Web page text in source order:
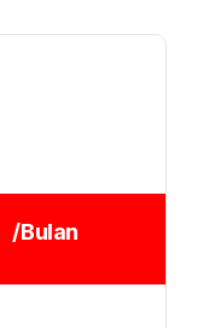
/Bulan